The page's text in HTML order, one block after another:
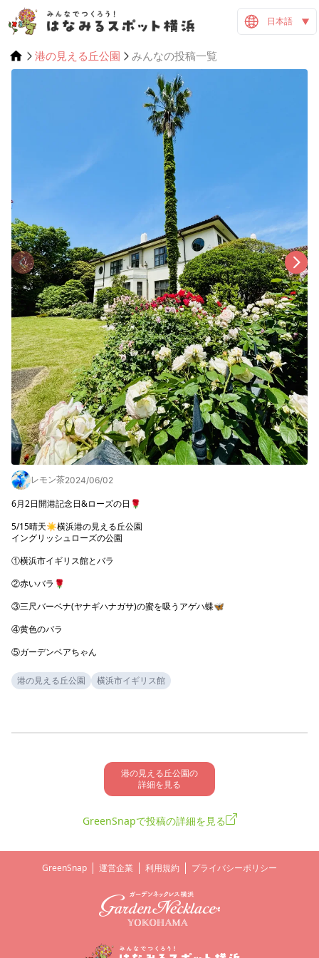
日本語
港の見える丘公園 みんなの投稿一覧
レモン茶2024/06/02
6月2日開港記念日&ローズの日🌹
5/15晴天☀️横浜港の見える丘公園
イングリッシュローズの公園
①横浜市イギリス館とバラ
②赤いバラ🌹
③三尺バーベナ(ヤナギハナガサ)の蜜を吸うアゲハ蝶🦋
④黄色のバラ
⑤ガーデンベアちゃん
港の見える丘公園 横浜市イギリス館
港の見える丘公園の
詳細を見る
GreenSnapで投稿の詳細を見る
GreenSnap 運営企業 利用規約 プライバシーポリシー